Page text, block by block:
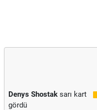
Denys Shostak sarı kart
gördü